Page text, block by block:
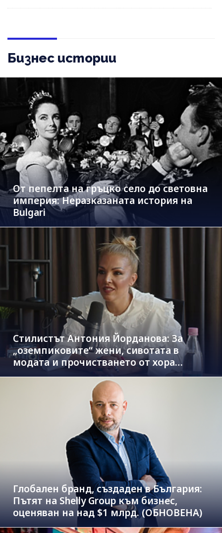
Бизнес истории
От пепелта на гръцко село до световна
империя: Неразказаната история на
Bulgari
Стилистът Антония Йорданова: За
„оземпиковите“ жени, сивотата в
модата и прочистването от хора
паразити
Глобален бранд, създаден в България:
Пътят на Shelly Group към бизнес,
оценяван на над $1 млрд. (ОБНОВЕНА)